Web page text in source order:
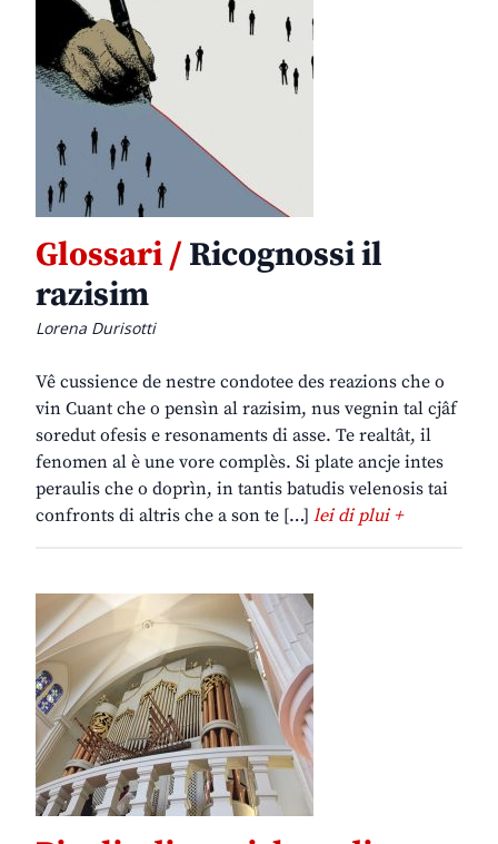
Glossari /Ricognossi il
razisim
Lorena Durisotti
Vê cussience de nestre condotee des reazions che o
vin Cuant che o pensìn al razisim, nus vegnin tal cjâf
soredut ofesis e resonaments di asse. Te realtât, il
fenomen al è une vore complès. Si plate ancje intes
peraulis che o doprìn, in tantis batudis velenosis tai
confronts di altris che a son te […] lei di plui +